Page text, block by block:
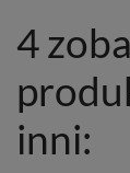
4
inni: